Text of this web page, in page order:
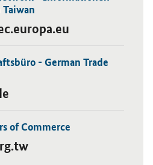
- German Trade
of Commerce